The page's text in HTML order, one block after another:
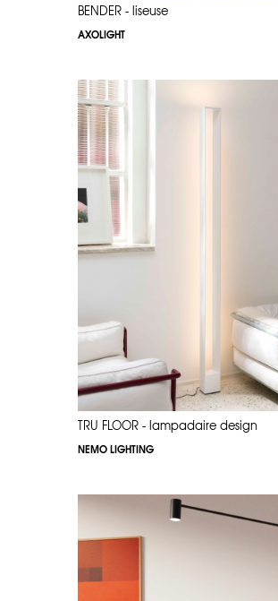
BENDER - liseuse
AXOLIGHT
TRU FLOOR - lampadaire design
NEMO LIGHTING